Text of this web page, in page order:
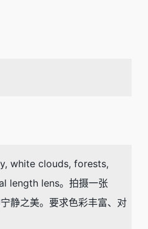
white clouds, forests,
length lens。拍摄一张
静之美。要求色彩丰富、对